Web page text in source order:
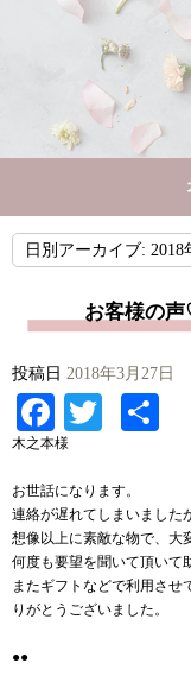
日別アーカイブ: 2018
お客様の
投稿日 2018年3月27日
Facebook
Twitter
木之本様
お世話になります。
連絡が遅れてしまいました
想像以上に素敵な物で、大
何度も要望を聞いて頂いて
またギフトなどで利用させ
りがとうございました。
●●